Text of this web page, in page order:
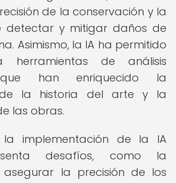
de la conservación y la
y mitigar daños de
Asimismo, la IA ha permitido
de análisis
han enriquecido la
de la historia del arte y la
las obras.
la implementación de la IA
desafíos, como la
la precisión de los